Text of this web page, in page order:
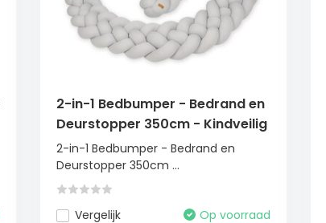
2-in-1 Bedbumper - Bedrand en
Deurstopper 350cm - Kindveilig
2-in-1 Bedbumper - Bedrand en
Deurstopper 350cm ...
Vergelijk Op voorraad